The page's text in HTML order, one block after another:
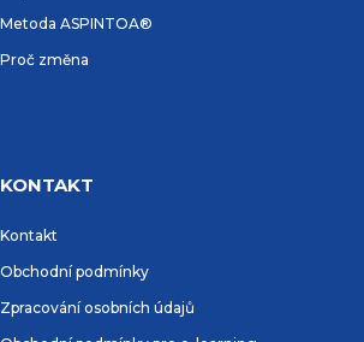
Metoda ASPINTOA®
Proč změna
KONTAKT
Kontakt
Obchodní podmínky
Zpracování osobních údajů